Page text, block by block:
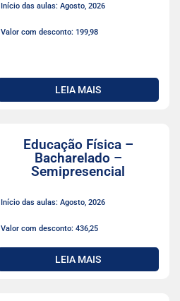
Início das aulas: Agosto, 2026
Valor com desconto: 199,98
LEIA MAIS
Educação Física –
Bacharelado –
Semipresencial
Início das aulas: Agosto, 2026
Valor com desconto: 436,25
LEIA MAIS